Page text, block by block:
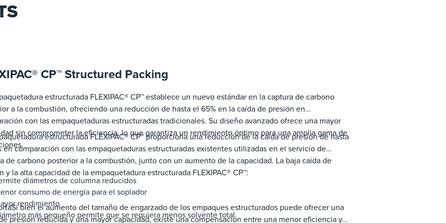
CP™ Structured Packing
estructurada FLEXIPAC® CP™ establece un nuevo estándar en la captura de carbono
a la combustión, ofreciendo una reducción de hasta el 65% en la caída de presión en
con las empaquetaduras estructuradas tradicionales. Su diseño avanzado ofrece una mayor
sin comprometer la eficiencia, lo que garantiza un rendimiento óptimo para una amplia gama de
estructurada FLEXIPAC® CP™ proporciona una reducción de la caída de presión de hasta
en comparación con las empaquetaduras estructuradas existentes utilizadas en el servicio de
de carbono posterior a la combustión, junto con un aumento de la capacidad. La baja caída de
y la alta capacidad de la empaquetadura estructurada FLEXIPAC® CP™:
diámetros de columna reducidos
consumo de energía para el soplador
rendimiento
más pequeño permite que se requiera menos solvente total
bien el aumento del tamaño de engarzado de los empaques estructurados puede ofrecer una
presión reducida y una mayor capacidad, existe una compensación entre una menor eficiencia y